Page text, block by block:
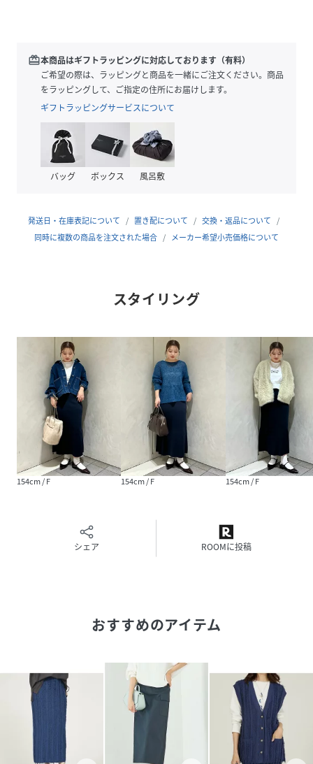
ョート丈のアウターを合わせればスタイルアップ効果抜群で
性別タイプ レディース
中国
ポリエステル100%
クリーニング 手洗い可
redeem本商品はギフトラッピングに対応しております（有料）
ご希望の際は、ラッピングと商品を一緒にご注文ください。商品
をラッピングして、ご指定の住所にお届けします。
ギフトラッピングサービスについて
バッグ ボックス 風呂敷
発送日・在庫表記について 置き配について
交換・返品について
同時に複数の商品を注文された場合
メーカー希望小売価格について
スタイリング
154cm / F 154cm / F 154cm / F
シェア ROOMに投稿
おすすめのアイテム